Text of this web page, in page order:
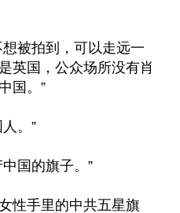
被拍到，可以走远一
英国，公众场所没有肖
国。”
。”
国的旗子。”
性手里的中共五星旗